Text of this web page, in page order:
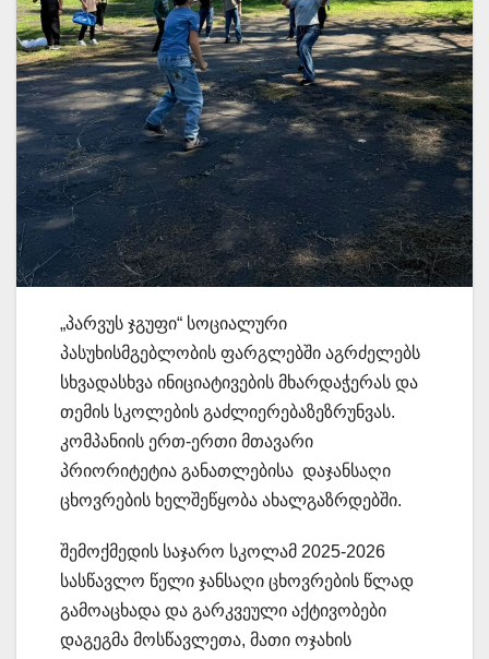
„პარვუს ჯგუფი“ სოციალური
პასუხისმგებლობის ფარგლებში აგრძელებს
სხვადასხვა ინიციატივების მხარდაჭერას და
თემის სკოლების გაძლიერებაზეზრუნვას.
კომპანიის ერთ-ერთი მთავარი
პრიორიტეტია განათლებისა დაჯანსაღი
ცხოვრების ხელშეწყობა ახალგაზრდებში.
შემოქმედის საჯარო სკოლამ 2025-2026
სასწავლო წელი ჯანსაღი ცხოვრების წლად
გამოაცხადა და გარკვეული აქტივობები
დაგეგმა მოსწავლეთა, მათი ოჯახის